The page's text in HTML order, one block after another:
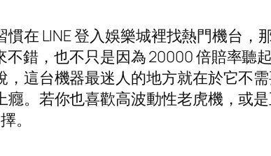
在 LINE 登入娛樂城裡找熱門機台，
錯，也不只是因為 20000 倍賠率聽
這台機器最迷人的地方就在於它不
。若你也喜歡高波動性老虎機，或
。